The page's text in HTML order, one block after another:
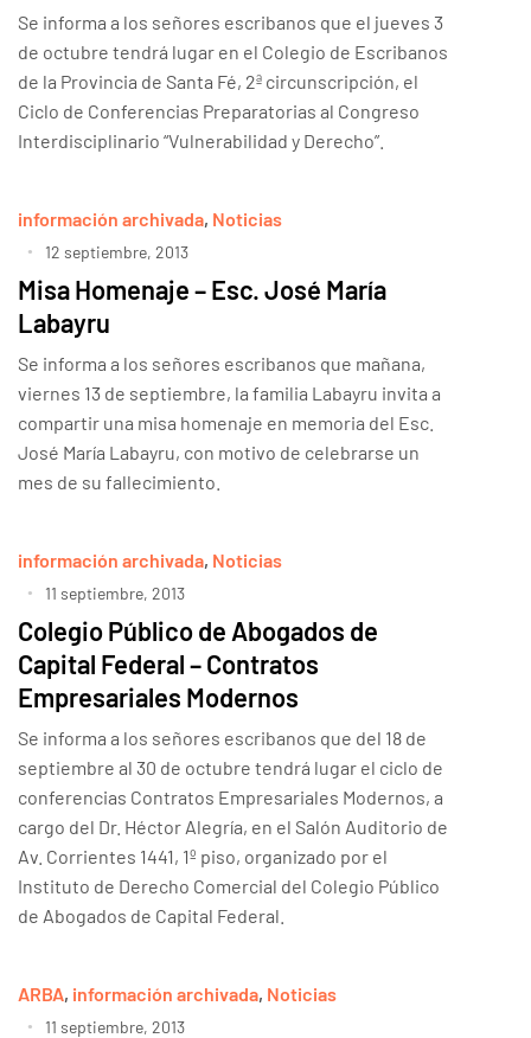
Se informa a los señores escribanos que el jueves 3
de octubre tendrá lugar en el Colegio de Escribanos
de la Provincia de Santa Fé, 2ª circunscripción, el
Ciclo de Conferencias Preparatorias al Congreso
Interdisciplinario “Vulnerabilidad y Derecho”.
información archivada, Noticias
12 septiembre, 2013
Misa Homenaje – Esc. José María
Labayru
Se informa a los señores escribanos que mañana,
viernes 13 de septiembre, la familia Labayru invita a
compartir una misa homenaje en memoria del Esc.
José María Labayru, con motivo de celebrarse un
mes de su fallecimiento.
información archivada, Noticias
11 septiembre, 2013
Colegio Público de Abogados de
Capital Federal – Contratos
Empresariales Modernos
Se informa a los señores escribanos que del 18 de
septiembre al 30 de octubre tendrá lugar el ciclo de
conferencias Contratos Empresariales Modernos, a
cargo del Dr. Héctor Alegría, en el Salón Auditorio de
Av. Corrientes 1441, 1º piso, organizado por el
Instituto de Derecho Comercial del Colegio Público
de Abogados de Capital Federal.
ARBA, información archivada, Noticias
11 septiembre, 2013